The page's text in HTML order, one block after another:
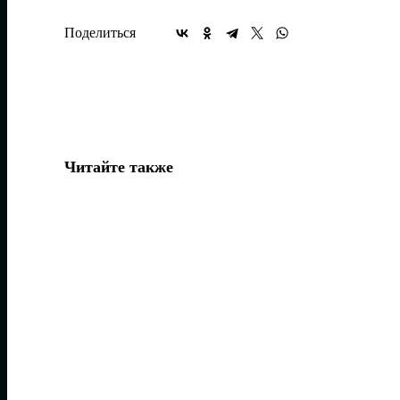
Поделиться
Читайте также